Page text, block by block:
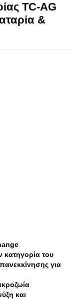
TC-AG
&
κατηγορία του
για
και